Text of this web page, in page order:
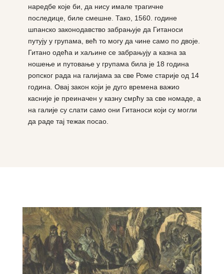
наредбе које би, да нису имале трагичне
последице, биле смешне. Тако, 1560. године
шпанско законодавство забрањује да Гитаноси
путују у групама, већ то могу да чине само по двоје.
Гитано одећа и хаљине се забрањују а казна за
ношење и путовање у групама била је 18 година
ропског рада на галијама за све Роме старије од 14
година. Овај закон који је дуго времена важио
касније је преиначен у казну смрћу за све номаде, а
на галије су слати само они Гитаноси који су могли
да раде тај тежак посао.